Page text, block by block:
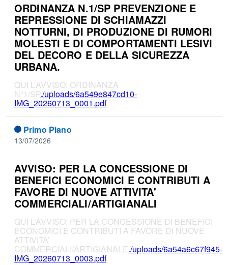
ORDINANZA N.1/SP PREVENZIONE E
REPRESSIONE DI SCHIAMAZZI
NOTTURNI, DI PRODUZIONE DI RUMORI
MOLESTI E DI COMPORTAMENTI LESIVI
DEL DECORO E DELLA SICUREZZA
URBANA.
QUI L’AVVISO: ORDINANZA
N°1/SP./uploads/6a549e847cd10-
IMG_20260713_0001.pdf
Primo Piano
13/07/2026
AVVISO: PER LA CONCESSIONE DI
BENEFICI ECONOMICI E CONTRIBUTI A
FAVORE DI NUOVE ATTIVITA'
COMMERCIALI/ARTIGIANALI
QUI L’AVVISO: PER LA CONCESSIONE DI BENEFICI
ECONOMICI E CONTRIBUTI A FAVORE DI NUOVE
ATTIVITA’
COMMERCIALI/ARTIGIANALE./uploads/6a54a6c67f945-
IMG_20260713_0003.pdf